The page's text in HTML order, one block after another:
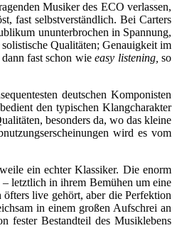
Musiker des ECO verlassen,
fast selbstverständlich. Bei Carters
ununterbrochen in Spannung,
Qualitäten; Genauigkeit im
fast schon wieeasy listening,so
deutschen Komponisten
den typischen Klangcharakter
besonders da, wo das kleine
wird es vom
ein echter Klassiker. Die enorm
letztlich in ihrem Bemühen um eine
live gehört, aber die Perfektion
in einem großen Aufschrei an
fester Bestandteil des Musiklebens